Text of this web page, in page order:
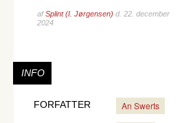
afSplint (I. Jørgensen) d. 22. december
2024
INFO
FORFATTER An Swerts